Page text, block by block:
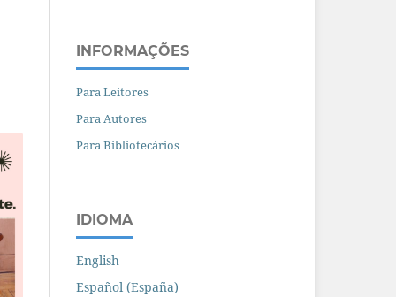
INFORMAÇÕES
Para Leitores
Para Autores
Para Bibliotecários
IDIOMA
English
Español (España)